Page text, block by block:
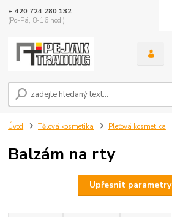
+ 420 724 280 132
(Po-Pá, 8-16 hod.)
Úvod Tělová kosmetika Pleťová kosmetika
Balzám na rty
Upřesnit parametry